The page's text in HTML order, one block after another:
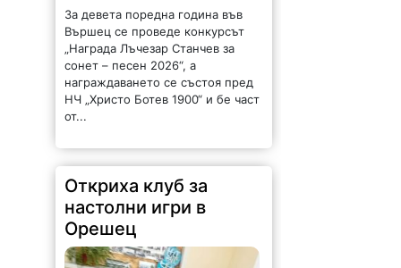
За девета поредна година във
Вършец се проведе конкурсът
„Награда Лъчезар Станчев за
сонет – песен 2026“, а
награждаването се състоя пред
НЧ „Христо Ботев 1900“ и бе част
от...
Откриха клуб за
настолни игри в
Орешец